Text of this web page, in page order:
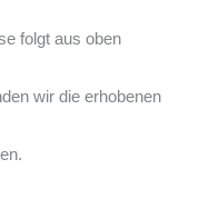
folgt aus oben
wir die erhobenen